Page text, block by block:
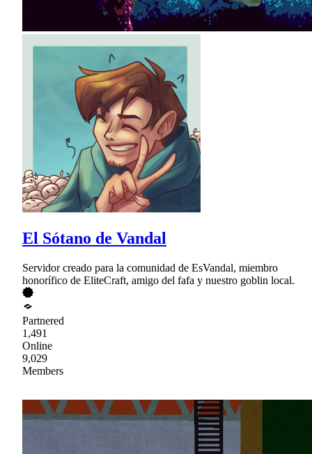
El Sótano de Vandal
Servidor creado para la comunidad de EsVandal, miembro
honorífico de EliteCraft, amigo del fafa y nuestro goblin local.
Partnered
1,491
Online
9,029
Members